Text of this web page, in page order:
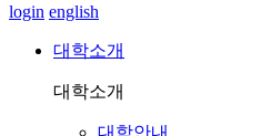
login english
대학소개
대학소개
대학안내